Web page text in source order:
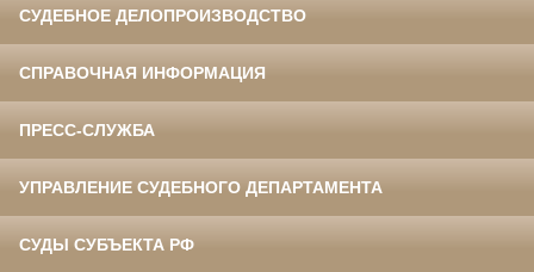
СУДЕБНОЕ ДЕЛОПРОИЗВОДСТВО
СПРАВОЧНАЯ ИНФОРМАЦИЯ
ПРЕСС-СЛУЖБА
УПРАВЛЕНИЕ СУДЕБНОГО ДЕПАРТАМЕНТА
СУДЫ СУБЪЕКТА РФ